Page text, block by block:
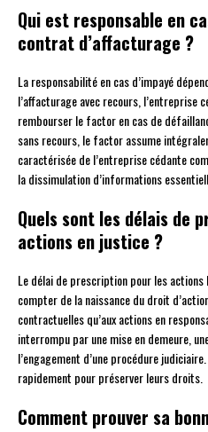
Qui est responsable en
contrat d’affacturage ?
La responsabilité en cas d’impayé
l’affacturage avec recours, l’entreprise
rembourser le factor en cas de
sans recours, le factor assume
caractérisée de l’entreprise cédante
la dissimulation d’informations
Quels sont les délais de
actions en justice ?
Le délai de prescription pour les
compter de la naissance du droit
contractuelles qu’aux actions en
interrompu par une mise en demeure,
l’engagement d’une procédure
rapidement pour préserver leurs droits.
Comment prouver sa